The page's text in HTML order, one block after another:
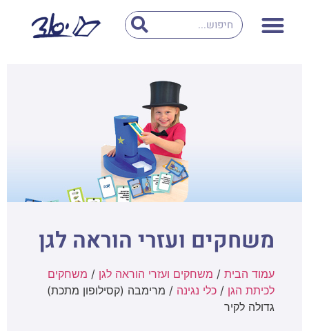
משחקים ועזרי הוראה לגן
עמוד הבית / משחקים ועזרי הוראה לגן / משחקים
לכיתת הגן / כלי נגינה / מרימבה (קסילופון מתכת)
גדולה לקיר